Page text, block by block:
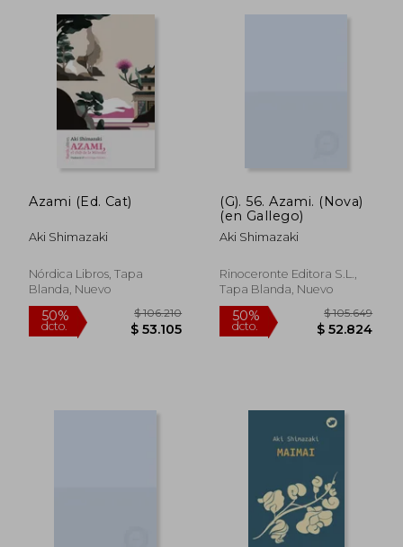
Azami (Ed. Cat)
Aki Shimazaki
Nórdica Libros, Tapa
Blanda, Nuevo
(G). 56. Azami. (Nova)
(en Gallego)
Aki Shimazaki
Rinoceronte Editora S.L.,
Tapa Blanda, Nuevo